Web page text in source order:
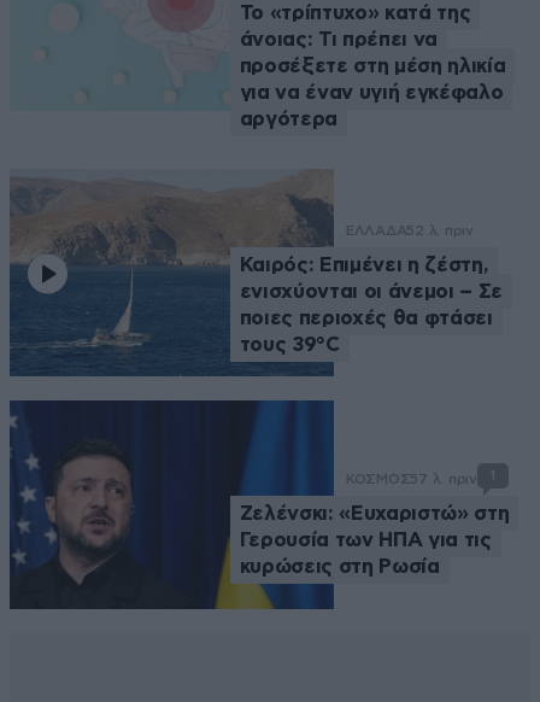
Το «τρίπτυχο» κατά της
άνοιας: Τι πρέπει να
προσέξετε στη μέση ηλικία
για να έναν υγιή εγκέφαλο
αργότερα
ΕΛΛΑΔΑ52 λ. πριν
Καιρός: Επιμένει η ζέστη,
ενισχύονται οι άνεμοι – Σε
ποιες περιοχές θα φτάσει
τους 39°C
ΚΟΣΜΟΣ57 λ. πριν 1
Ζελένσκι: «Ευχαριστώ» στη
Γερουσία των ΗΠΑ για τις
κυρώσεις στη Ρωσία